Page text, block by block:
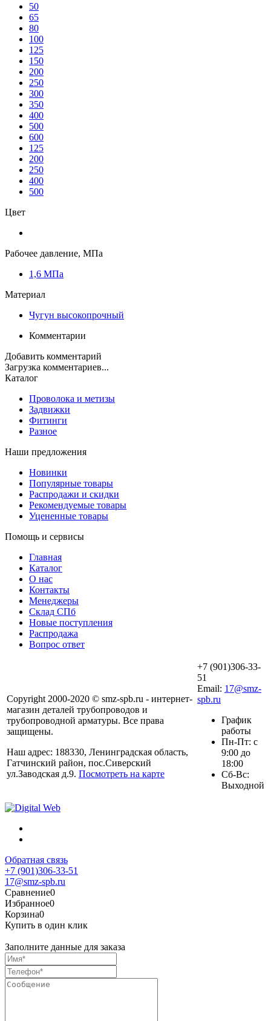
50
65
80
100
125
150
200
250
300
350
400
500
600
125
200
250
400
500
Цвет
Рабочее давление, МПа
1,6 МПа
Материал
Чугун высокопрочный
Комментарии
Добавить комментарий
Загрузка комментариев...
Каталог
Проволока и метизы
Задвижки
Фитинги
Разное
Наши предложения
Новинки
Популярные товары
Распродажи и скидки
Рекомендуемые товары
Уцененные товары
Помощь и сервисы
Главная
Каталог
О нас
Контакты
Менеджеры
Склад СПб
Новые поступления
Распродажа
Вопрос ответ
Copyright 2000-2020 © smz-spb.ru - интернет-
магазин деталей трубопроводов и
трубопроводной арматуры. Все права
защищены.
Наш адрес: 188330, Ленинградская область,
Гатчинский район, пос.Сиверский
ул.Заводская д.9. Посмотреть на карте
+7 (901)306-33-
51
Email: 17@smz-
spb.ru
График
работы
Пн-Пт: с
9:00 до
18:00
Сб-Вс:
Выходной
Обратная связь
+7 (901)306-33-51
17@smz-spb.ru
Сравнение0
Избранное0
Корзина0
Купить в один клик
Заполните данные для заказа